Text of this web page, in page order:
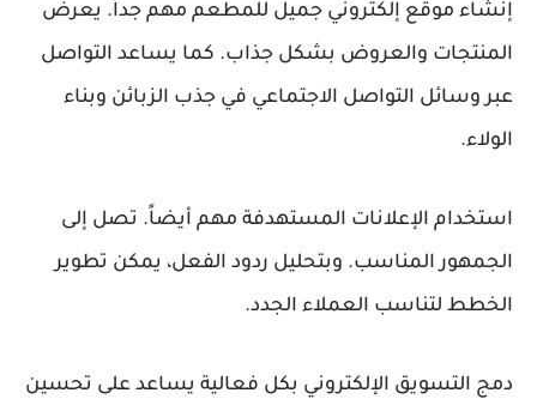
إنشاء موقع إلكتروني جميل للمطعم مهم جداً. يعرض
المنتجات والعروض بشكل جذاب. كما يساعد التواصل
عبر وسائل التواصل الاجتماعي في جذب الزبائن وبناء
الولاء.
استخدام الإعلانات المستهدفة مهم أيضاً. تصل إلى
الجمهور المناسب. وبتحليل ردود الفعل، يمكن تطوير
الخطط لتناسب العملاء الجدد.
دمج التسويق الإلكتروني بكل فعالية يساعد على تحسين